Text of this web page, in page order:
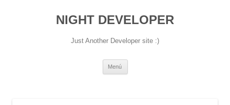
NIGHT DEVELOPER
Just Another Developer site :)
Menú